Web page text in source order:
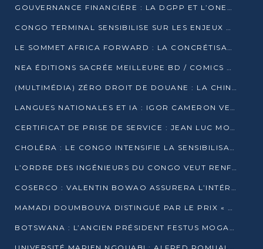
GOUVERNANCE FINANCIÈRE : LA DGPP ET L’ONEC-C VERS UN PARTENARIAT POUR ASSAINIR LES ENTREPRISES PUBLIQUES
CONGO TERMINAL SENSIBILISE SUR LES ENJEUX DE LA SANTÉ MENTALE EN
LE SOMMET AFRICA FORWARD : LA CONCRÉTISATION DE PARTENARIATS ÉQUILIBRÉS ET TOURNÉS VERS L’AVENIR ENTRE LE CONTINENT AFRICAIN ET LA FRANCE
NEA ÉDITIONS SACRÉE MEILLEURE BD / COMICS D’AFRIQUE AU KENYA
(MULTIMÉDIA) ZÉRO DROIT DE DOUANE : LA CHINE ET L’AFRIQUE VERS UNE PROXIMITÉ SANS PRÉCÉDENT (PAPIER GÉNÉRAL)
LANGUES NATIONALES ET IA : IGOR CAMERON VEUT ARRIMER LA STRATÉGIE IA À LA LOI SUR LA RECHERCHE
CERTIFICAT DE PRISE DE SERVICE : JEAN LUC MOUTHOU DÉMENT UNE « FAKE NEWS »
CHOLÉRA : LE CONGO INTENSIFIE LA SENSIBILISATION AU MARCHÉ DE TALANGAÏ
L’ORDRE DES INGÉNIEURS DU CONGO VEUT RENFORCER L’ÉTHIQUE ET LA CRÉDIBILITÉ DE LA PROFESSION
COSERCO : VALENTIN BOWAO ASSURERA L’INTÉRIM À LA TÊTE DU BUREAU EXÉCUTIF NATIONAL
MAMADI DOUMBOUYA DISTINGUÉ PAR LE PRIX « SUPER GRAND BÂTISSEUR BABACAR N’DIAYE »
BOTSWANA : L’ANCIEN PRÉSIDENT FESTUS MOGAE EST MORT À 86 ANS